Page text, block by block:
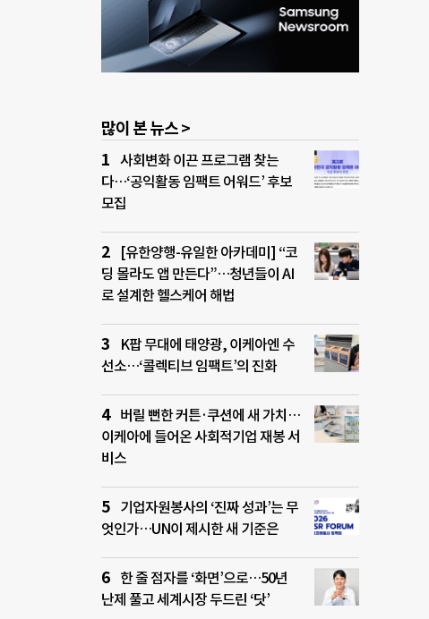
많이 본 뉴스 >
사회변화 이끈 프로그램 찾는
다…‘공익활동 임팩트 어워드’ 후보
모집
[유한양행-유일한 아카데미] “코
딩 몰라도 앱 만든다”…청년들이 AI
로 설계한 헬스케어 해법
K팝 무대에 태양광, 이케아엔 수
선소…‘콜렉티브 임팩트’의 진화
버릴 뻔한 커튼·쿠션에 새 가치…
이케아에 들어온 사회적기업 재봉 서
비스
기업자원봉사의 ‘진짜 성과’는 무
엇인가…UN이 제시한 새 기준은
한 줄 점자를 ‘화면’으로…50년
난제 풀고 세계시장 두드린 ‘닷’